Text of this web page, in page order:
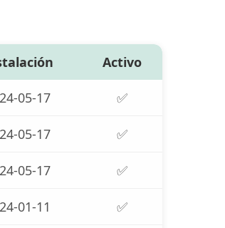
Activo
05-17 ✅
05-17 ✅
05-17 ✅
01-11 ✅